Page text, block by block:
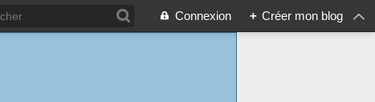
Connexion + Créer mon blog